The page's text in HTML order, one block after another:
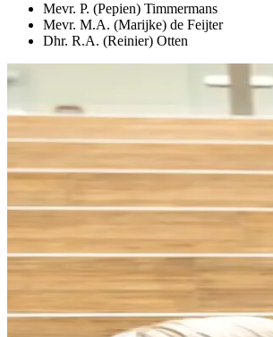
Mevr. P. (Pepien) Timmermans
Mevr. M.A. (Marijke) de Feijter
Dhr. R.A. (Reinier) Otten